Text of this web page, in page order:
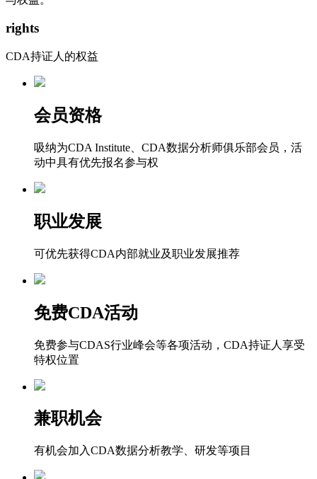
rights
CDA持证人的权益
会员资格
吸纳为CDA Institute、CDA数据分析师俱乐部会员，活
动中具有优先报名参与权
职业发展
可优先获得CDA内部就业及职业发展推荐
免费CDA活动
免费参与CDAS行业峰会等各项活动，CDA持证人享受
特权位置
兼职机会
有机会加入CDA数据分析教学、研发等项目